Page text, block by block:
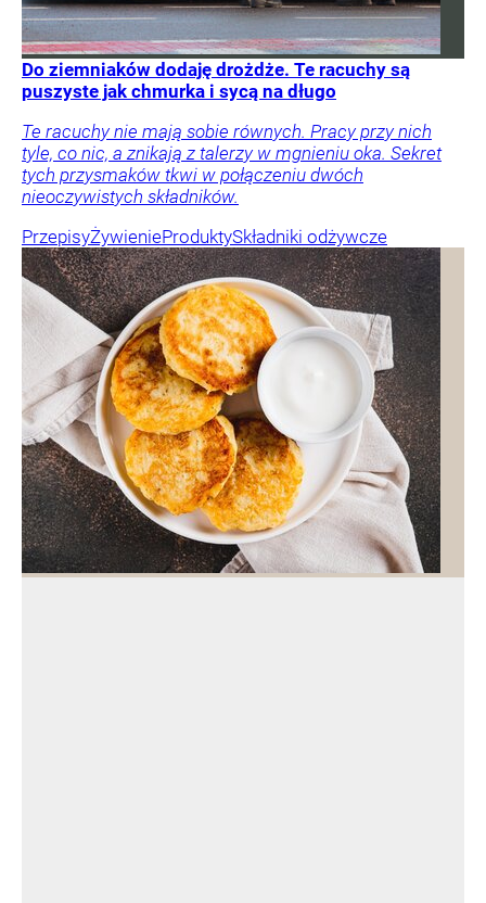
Do ziemniaków dodaję drożdże. Te racuchy są
puszyste jak chmurka i sycą na długo
Te racuchy nie mają sobie równych. Pracy przy nich
tyle, co nic, a znikają z talerzy w mgnieniu oka. Sekret
tych przysmaków tkwi w połączeniu dwóch
nieoczywistych składników.
PrzepisyŻywienieProduktySkładniki odżywcze